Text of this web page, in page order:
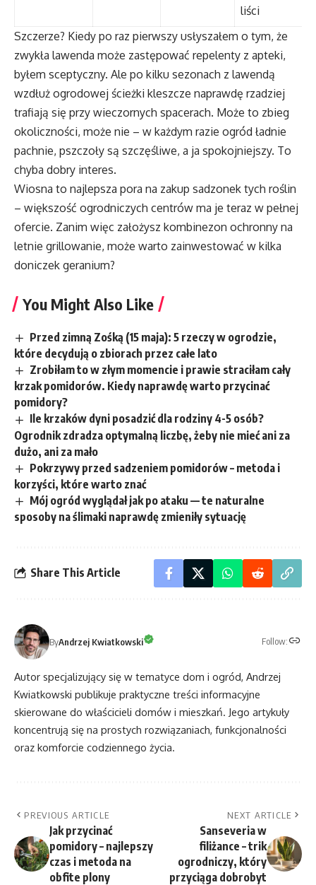
liści
Szczerze? Kiedy po raz pierwszy usłyszałem o tym, że
zwykła lawenda może zastępować repelenty z apteki,
byłem sceptyczny. Ale po kilku sezonach z lawendą
wzdłuż ogrodowej ścieżki kleszcze naprawdę rzadziej
trafiają się przy wieczornych spacerach. Może to zbieg
okoliczności, może nie – w każdym razie ogród ładnie
pachnie, pszczoły są szczęśliwe, a ja spokojniejszy. To
chyba dobry interes.
Wiosna to najlepsza pora na zakup sadzonek tych roślin
– większość ogrodniczych centrów ma je teraz w pełnej
ofercie. Zanim więc założysz kombinezon ochronny na
letnie grillowanie, może warto zainwestować w kilka
doniczek geranium?
You Might Also Like
Przed zimną Zośką (15 maja): 5 rzeczy w ogrodzie,
które decydują o zbiorach przez całe lato
Zrobiłam to w złym momencie i prawie straciłam cały
krzak pomidorów. Kiedy naprawdę warto przycinać
pomidory?
Ile krzaków dyni posadzić dla rodziny 4-5 osób?
Ogrodnik zdradza optymalną liczbę, żeby nie mieć ani za
dużo, ani za mało
Pokrzywy przed sadzeniem pomidorów – metoda i
korzyści, które warto znać
Mój ogród wyglądał jak po ataku — te naturalne
sposoby na ślimaki naprawdę zmieniły sytuację
Share This Article
ByAndrzej Kwiatkowski Follow:
Autor specjalizujący się w tematyce dom i ogród, Andrzej
Kwiatkowski publikuje praktyczne treści informacyjne
skierowane do właścicieli domów i mieszkań. Jego artykuły
koncentrują się na prostych rozwiązaniach, funkcjonalności
oraz komforcie codziennego życia.
PREVIOUS ARTICLE
Jak przycinać
pomidory – najlepszy
czas i metoda na
obfite plony
NEXT ARTICLE
Sanseveria w
filiżance – trik
ogrodniczy, który
przyciąga dobrobyt